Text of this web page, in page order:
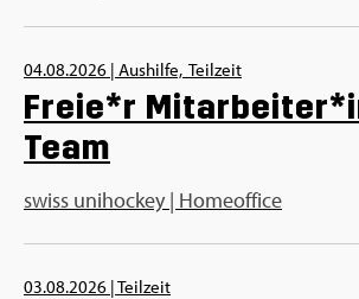
04.08.2026 | Aushilfe, Teilzeit
Freie*r
Team
swiss unihockey | Homeoffice
03.08.2026 |Teilzeit